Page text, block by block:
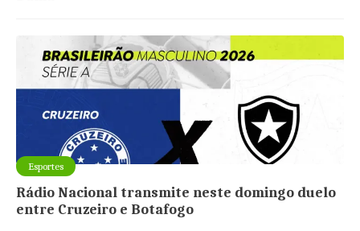
Esportes
Rádio Nacional transmite neste domingo duelo
entre Cruzeiro e Botafogo